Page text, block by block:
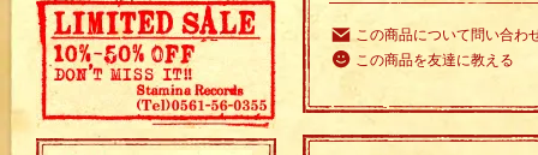
この商品について問い合わ
この商品を友達に教える